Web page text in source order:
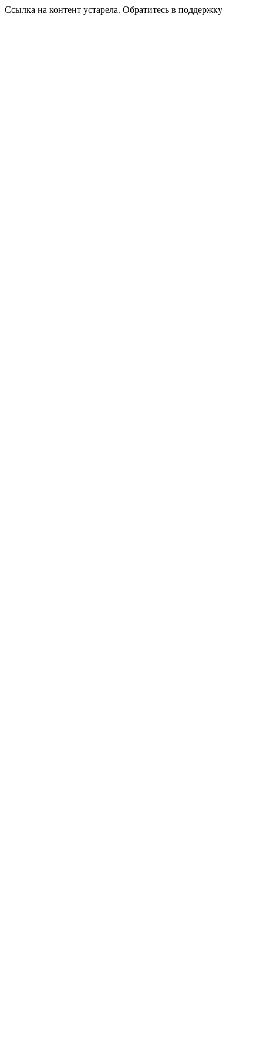
Ссылка на контент устарела. Обратитесь в поддержку